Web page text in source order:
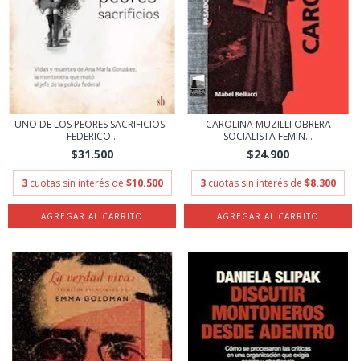
UNO DE LOS PEORES SACRIFICIOS -
FEDERICO...
$31.500
3 cuotas sin interés de $10.500
CAROLINA MUZILLI OBRERA
SOCIALISTA FEMIN...
$24.900
3 cuotas sin interés de $8.300